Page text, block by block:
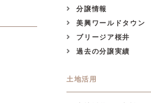
分譲情報
美興ワールドタウン
ブリージア桜井
過去の分譲実績
土地活用